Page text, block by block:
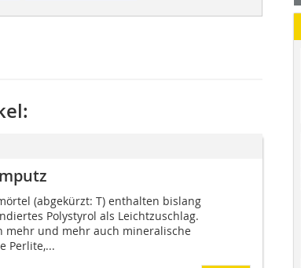
(abgekürzt: T) enthalten bislang
Polystyrol als Leichtzuschlag.
mehr und mehr auch mineralische
Perlite,...